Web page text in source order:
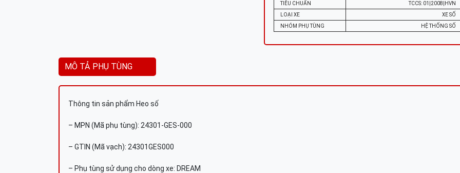
TIÊU CHUẨN
TCCS: 01|2008|HVN
LOẠI XE
XE SỐ
NHÓM PHỤ TÙNG
HỆ THỐNG SỐ
MÔ TẢ PHỤ TÙNG
Thông tin sản phẩm Heo số
– MPN (Mã phụ tùng): 24301-GES-000
– GTIN (Mã vạch): 24301GES000
– Phụ tùng sử dụng cho dòng xe: DREAM